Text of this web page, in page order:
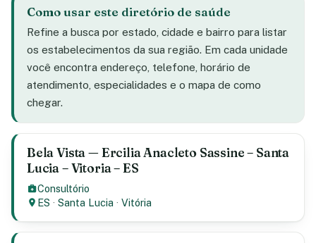
Como usar este diretório de saúde
Refine a busca por estado, cidade e bairro para listar
os estabelecimentos da sua região. Em cada unidade
você encontra endereço, telefone, horário de
atendimento, especialidades e o mapa de como
chegar.
Bela Vista — Ercilia Anacleto Sassine – Santa
Lucia – Vitoria – ES
Consultório
ES ·Santa Lucia ·Vitória